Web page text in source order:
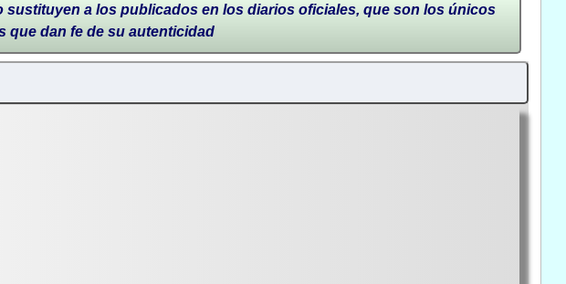
a los publicados en los diarios oficiales, que son los únicos
que dan fe de su autenticidad